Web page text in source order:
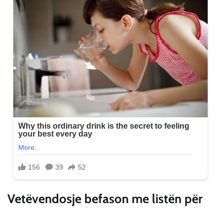
Vetëvendosje befason me listën për